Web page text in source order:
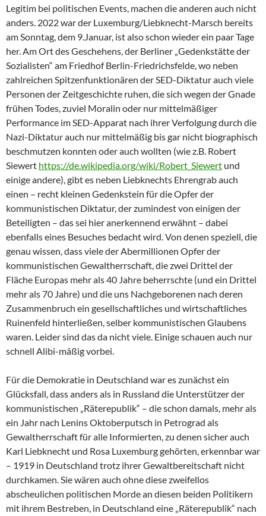
Legitim bei politischen Events, machen die anderen auch nicht
anders. 2022 war der Luxemburg/Liebknecht-Marsch bereits
am Sonntag, dem 9.Januar, ist also schon wieder ein paar Tage
her. Am Ort des Geschehens, der Berliner „Gedenkstätte der
Sozialisten“ am Friedhof Berlin-Friedrichsfelde, wo neben
zahlreichen Spitzenfunktionären der SED-Diktatur auch viele
Personen der Zeitgeschichte ruhen, die sich wegen der Gnade
frühen Todes, zuviel Moralin oder nur mittelmäßiger
Performance im SED-Apparat nach ihrer Verfolgung durch die
Nazi-Diktatur auch nur mittelmäßig bis gar nicht biographisch
beschmutzen konnten oder auch wollten (wie z.B. Robert
Siewert https://de.wikipedia.org/wiki/Robert_Siewert und
einige andere), gibt es neben Liebknechts Ehrengrab auch
einen – recht kleinen Gedenkstein für die Opfer der
kommunistischen Diktatur, der zumindest von einigen der
Beteiligten – das sei hier anerkennend erwähnt – dabei
ebenfalls eines Besuches bedacht wird. Von denen speziell, die
genau wissen, dass viele der Abermillionen Opfer der
kommunistischen Gewaltherrschaft, die zwei Drittel der
Fläche Europas mehr als 40 Jahre beherrschte (und ein Drittel
mehr als 70 Jahre) und die uns Nachgeborenen nach deren
Zusammenbruch ein gesellschaftliches und wirtschaftliches
Ruinenfeld hinterließen, selber kommunistischen Glaubens
waren. Leider sind das da nicht viele. Einige schauen auch nur
schnell Alibi-mäßig vorbei.
Für die Demokratie in Deutschland war es zunächst ein
Glücksfall, dass anders als in Russland die Unterstützer der
kommunistischen „Räterepublik“ – die schon damals, mehr als
ein Jahr nach Lenins Oktoberputsch in Petrograd als
Gewaltherrschaft für alle Informierten, zu denen sicher auch
Karl Liebknecht und Rosa Luxemburg gehörten, erkennbar war
– 1919 in Deutschland trotz ihrer Gewaltbereitschaft nicht
durchkamen. Sie wären auch ohne diese zweifellos
abscheulichen politischen Morde an diesen beiden Politikern
mit ihrem Bestreben, in Deutschland eine „Räterepublik“ nach